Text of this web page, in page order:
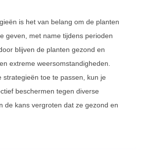
is het van belang om de planten
geven, met name tijdens perioden
blijven de planten gezond en
extreme weersomstandigheden.
strategieën toe te passen, kun je
beschermen tegen diverse
de kans vergroten dat ze gezond en